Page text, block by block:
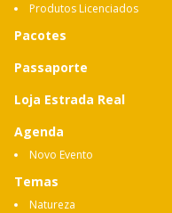
Produtos Licenciados
Pacotes
Passaporte
Loja Estrada Real
Agenda
Novo Evento
Temas
Natureza